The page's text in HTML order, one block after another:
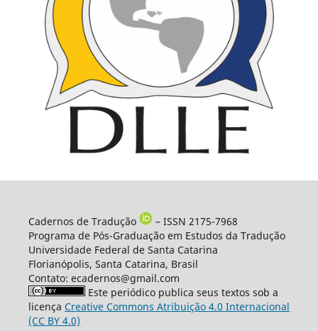
Cadernos de Tradução
– ISSN 2175-7968
Programa de Pós-Graduação em Estudos da Tradução
Universidade Federal de Santa Catarina
Florianópolis, Santa Catarina, Brasil
Contato: ecadernos@gmail.com
Este periódico publica seus textos sob a
licença Creative Commons Atribuição 4.0 Internacional
(CC BY 4.0)